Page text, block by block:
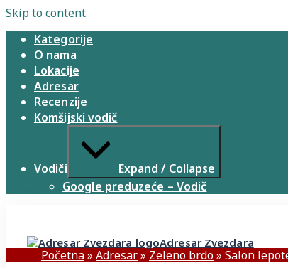
Skip to content
Kategorije
O nama
Lokacije
Adresar
Recenzije
Komšijski vodič
Vodiči
Expand / Collapse
Google preduzeće – Vodič
Adresar Zvezdara
Početna» Adresar» Zeleno brdo» Salon